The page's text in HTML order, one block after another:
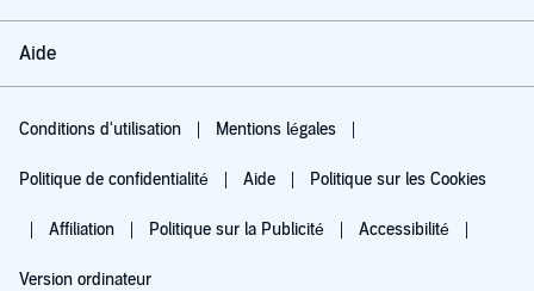
Aide
Conditions d'utilisation Mentions légales
Politique de confidentialité Aide Politique sur les Cookies
Affiliation Politique sur la Publicité Accessibilité
Version ordinateur